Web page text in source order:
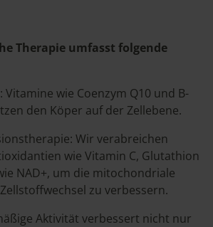
Therapie umfasst folgende
wie Coenzym Q10 und B-
den Köper auf der Zellebene.
Wir verabreichen
wie Vitamin C, Glutathion
NAD+, um die mitochondriale
zu verbessern.
Aktivität verbessert nicht nur